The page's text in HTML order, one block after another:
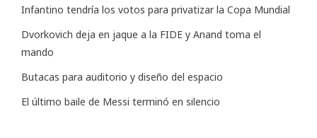
Infantino tendría los votos para privatizar la Copa Mundial
Dvorkovich deja en jaque a la FIDE y Anand toma el
mando
Butacas para auditorio y diseño del espacio
El último baile de Messi terminó en silencio